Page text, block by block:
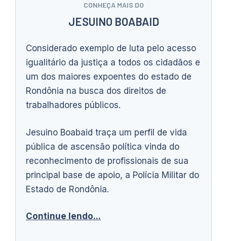
CONHEÇA MAIS DO
JESUINO BOABAID
Considerado exemplo de luta pelo acesso
igualitário da justiça a todos os cidadãos e
um dos maiores expoentes do estado de
Rondônia na busca dos direitos de
trabalhadores públicos.
Jesuino Boabaid traça um perfil de vida
pública de ascensão política vinda do
reconhecimento de profissionais de sua
principal base de apoio, a Polícia Militar do
Estado de Rondônia.
Continue lendo...